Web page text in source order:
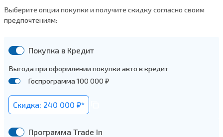
Выберите опции покупки и получите скидку согласно своим
предпочтениям:
Покупка в Кредит
Выгода при оформлении покупки авто в кредит
Госпрограмма 100 000 ₽
Скидка: 240 000 ₽*
Программа Trade In